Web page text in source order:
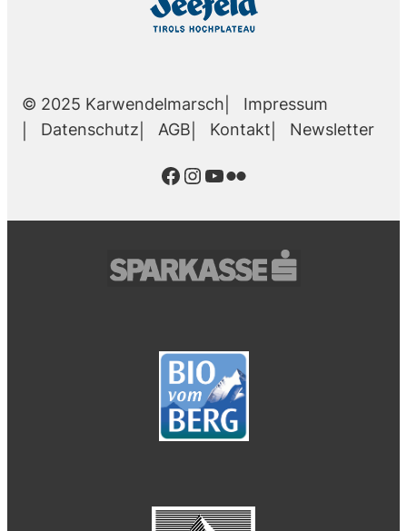
© 2025 Karwendelmarsch
Impressum
Datenschutz
AGB Kontakt Newsletter
Facebook
Instagram
YouTube
Flickr